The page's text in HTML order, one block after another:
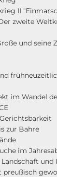
II
zweite
und seine
im Wandel
zur Bahre
im
Landschaft
preußisch